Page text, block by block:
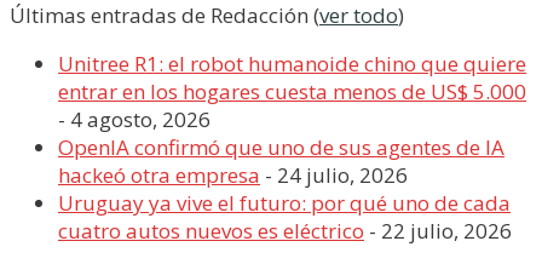
Últimas entradas de Redacción (ver todo)
Unitree R1: el robot humanoide chino que quiere
entrar en los hogares cuesta menos de US$ 5.000
- 4 agosto, 2026
OpenIA confirmó que uno de sus agentes de IA
hackeó otra empresa - 24 julio, 2026
Uruguay ya vive el futuro: por qué uno de cada
cuatro autos nuevos es eléctrico - 22 julio, 2026